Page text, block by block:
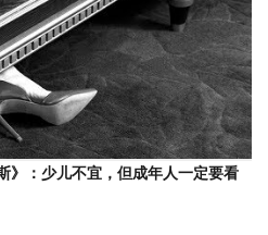
》：少儿不宜，但成年人一定要看